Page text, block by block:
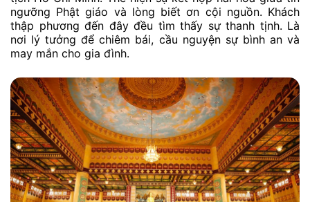
ngưỡng Phật giáo và lòng biết ơn cội nguồn. Khách
thập phương đến đây đều tìm thấy sự thanh tịnh. Là
nơi lý tưởng để chiêm bái, cầu nguyện sự bình an và
may mắn cho gia đình.